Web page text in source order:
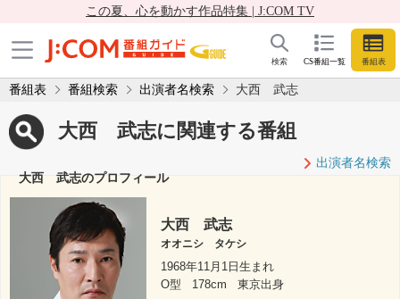
この夏、心を動かす作品特集 | J:COM TV
CS番組一覧 番組表
検索
番組表 番組検索 出演者名検索 大西 武志
大西 武志に関連する番組
出演者名検索
大西 武志のプロフィール
大西 武志
オオニシ タケシ
1968年11月1日生まれ
O型
178cm
東京出身